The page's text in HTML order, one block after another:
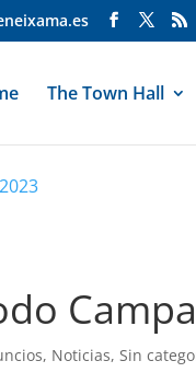
The Town Hall
, Noticias,Sin